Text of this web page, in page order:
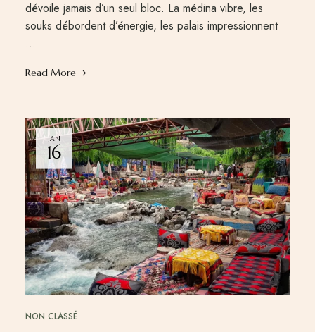
dévoile jamais d’un seul bloc. La médina vibre, les
souks débordent d’énergie, les palais impressionnent
…
Read More
JAN
16
NON CLASSÉ